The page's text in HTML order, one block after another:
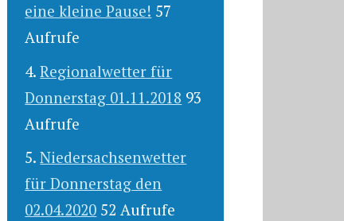
eine kleine Pause! 57
Aufrufe
Regionalwetter für
Donnerstag 01.11.2018 93
Aufrufe
Niedersachsenwetter
für Donnerstag den
02.04.2020 52 Aufrufe